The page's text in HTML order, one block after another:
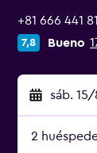
+81 666 441
7,8 Bueno
sáb. 15/
2